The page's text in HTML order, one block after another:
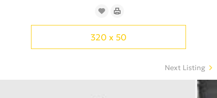
320 x 50
Next Listing